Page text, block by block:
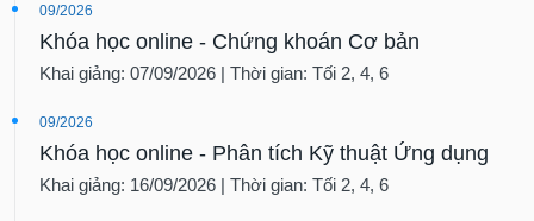
09/2026
Khóa học online - Chứng khoán Cơ bản
Khai giảng: 07/09/2026 | Thời gian: Tối 2, 4, 6
09/2026
Khóa học online - Phân tích Kỹ thuật Ứng dụng
Khai giảng: 16/09/2026 | Thời gian: Tối 2, 4, 6